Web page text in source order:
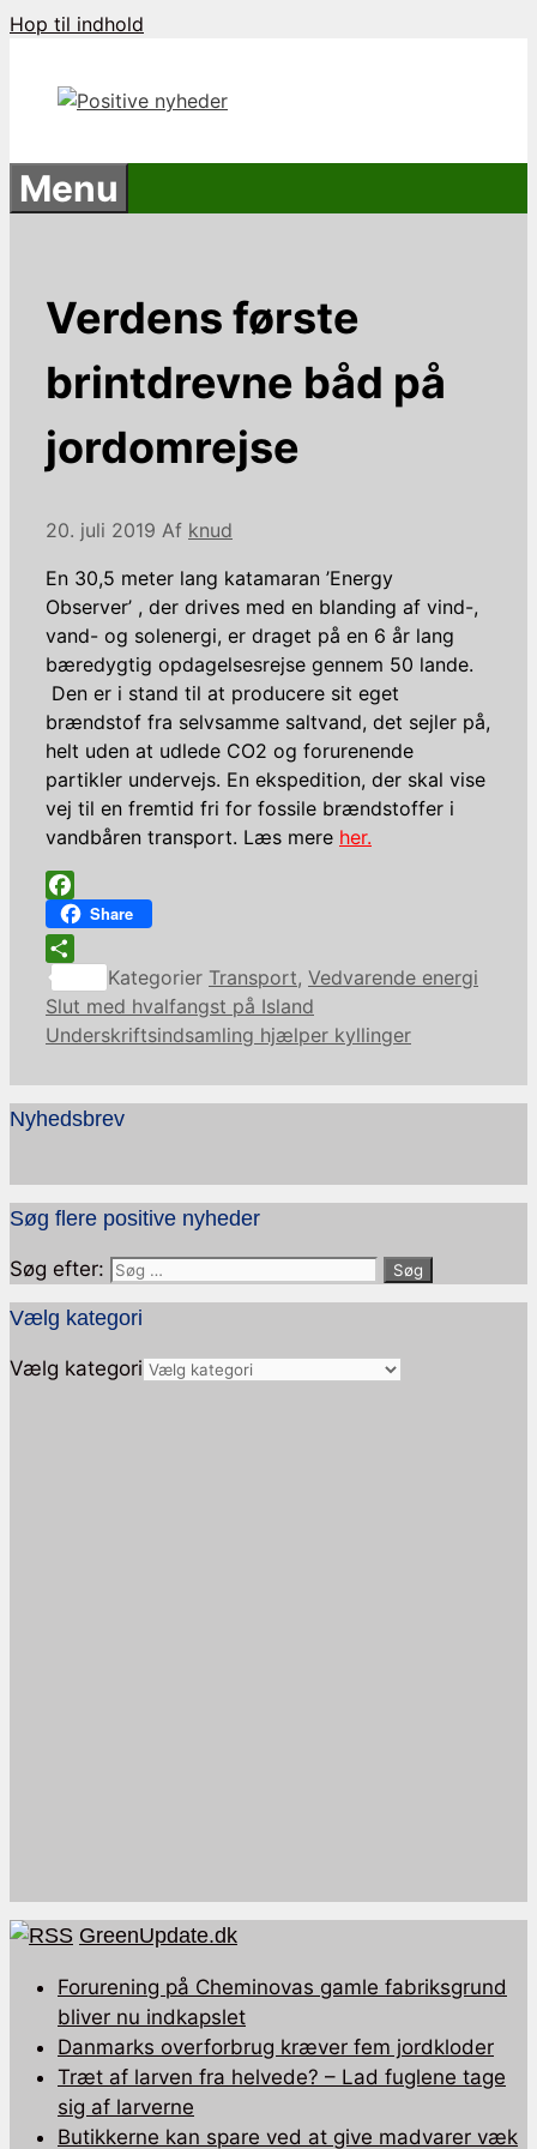
Hop til indhold
Menu
Verdens første
brintdrevne båd på
jordomrejse
20. juli 2019 Af knud
En 30,5 meter lang katamaran ’Energy
Observer’ , der drives med en blanding af vind-,
vand- og solenergi, er draget på en 6 år lang
bæredygtig opdagelsesrejse gennem 50 lande.
Den er i stand til at producere sit eget
brændstof fra selvsamme saltvand, det sejler på,
helt uden at udlede CO2 og forurenende
partikler undervejs. En ekspedition, der skal vise
vej til en fremtid fri for fossile brændstoffer i
vandbåren transport. Læs mere her.
Facebook
Share
Share
Kategorier Transport, Vedvarende energi
Slut med hvalfangst på Island
Underskriftsindsamling hjælper kyllinger
Nyhedsbrev
Søg flere positive nyheder
Søg efter:
Vælg kategori
Vælg kategori
GreenUpdate.dk
Forurening på Cheminovas gamle fabriksgrund
bliver nu indkapslet
Danmarks overforbrug kræver fem jordkloder
Træt af larven fra helvede? – Lad fuglene tage
sig af larverne
Butikkerne kan spare ved at give madvarer væk